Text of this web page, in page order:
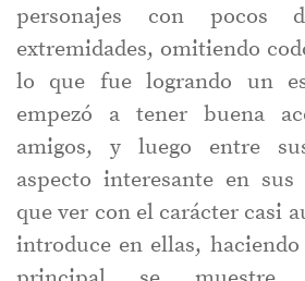
personajes con pocos
extremidades, omitiendo
lo que fue logrando un
empezó a tener buena
amigos, y luego entre
aspecto interesante en sus
que ver con el carácter casi
introduce en ellas,